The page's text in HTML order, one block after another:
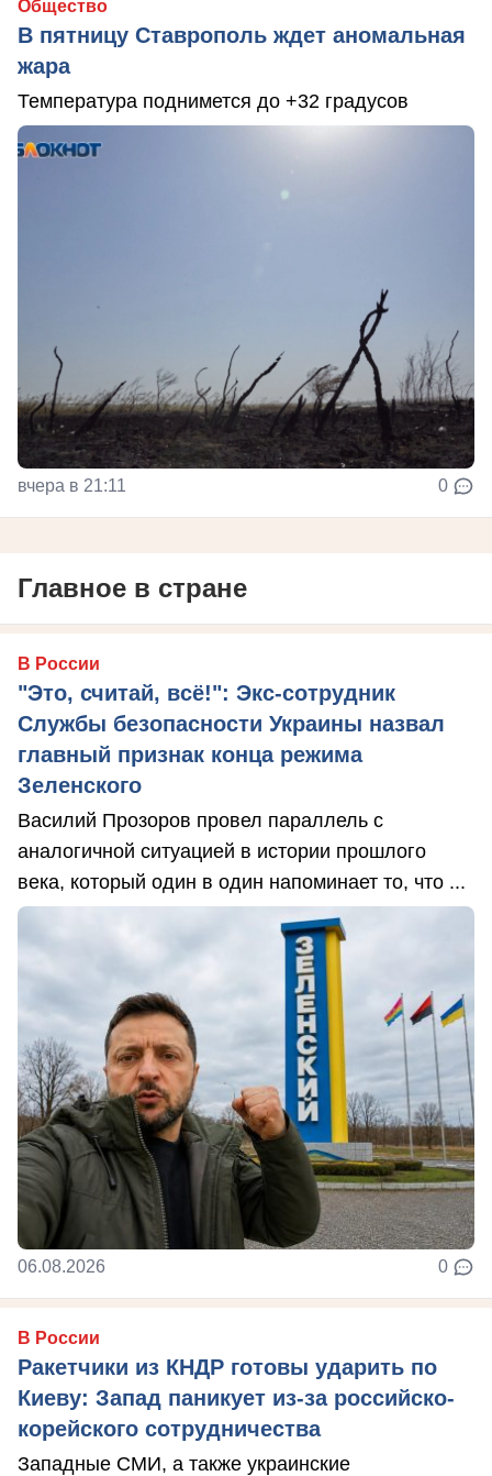
Общество
В пятницу Ставрополь ждет аномальная
жара
Температура поднимется до +32 градусов
вчера в 21:11 0
Главное в стране
В России
"Это, считай, всё!": Экс-сотрудник
Службы безопасности Украины назвал
главный признак конца режима
Зеленского
Василий Прозоров провел параллель с
аналогичной ситуацией в истории прошлого
века, который один в один напоминает то, что ...
06.08.2026 0
В России
Ракетчики из КНДР готовы ударить по
Киеву: Запад паникует из-за российско-
корейского сотрудничества
Западные СМИ, а также украинские